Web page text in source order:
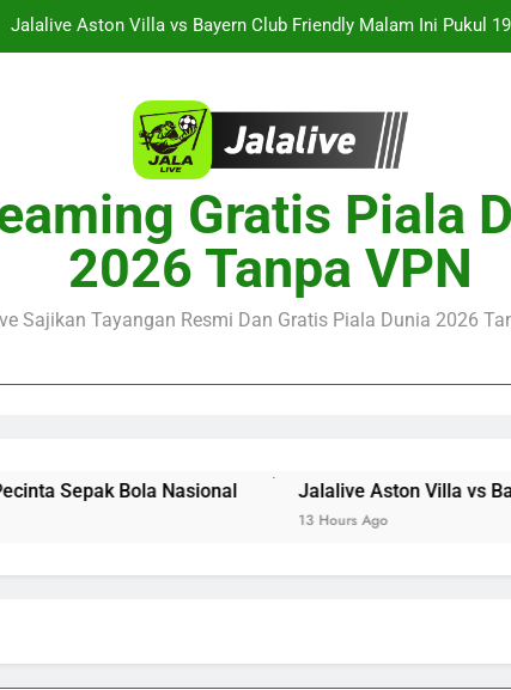
Jalalive Aston Villa vs Bayern Club Friendly Malam Ini Pukul
Persahabatan
KuPS vs U Craiova Liga Eropa UEFA Malam Ini Pukul 22.00
Streaming Singapura vs Indonesia Piala ASEAN Malam
Jalalive Aston Villa vs Bayern Club Friendly Malam Ini Pukul
Persahabatan
Jalalive Streaming Monaco vs Getafe Club Friendly Dini Hari
KuPS vs U Craiova Liga Eropa UEFA Malam Ini Pukul 22.00
Gratis Piala
2026 Tanpa VPN
Sajikan Tayangan Resmi Dan Gratis Piala Dunia 2026
Bola Nasional Jalalive Aston Villa vs Bayern
13 Hours Ago